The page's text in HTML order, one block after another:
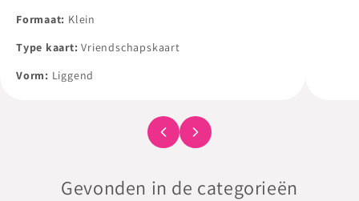
Formaat: Klein
Type kaart: Vriendschapskaart
Vorm: Liggend
Gevonden in de categorieën